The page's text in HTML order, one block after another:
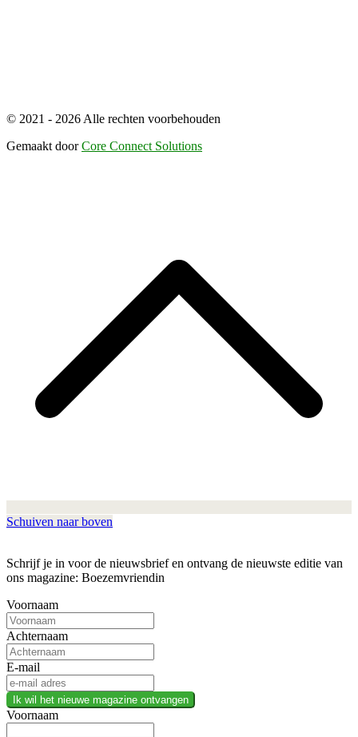
© 2021 - 2026 Alle rechten voorbehouden
Gemaakt doorCore Connect Solutions
Schuiven naar boven
Schrijf je in voor de nieuwsbrief en ontvang de nieuwste editie van
ons magazine: Boezemvriendin
Voornaam
Achternaam
E-mail
Ik wil het nieuwe magazine ontvangen
Voornaam